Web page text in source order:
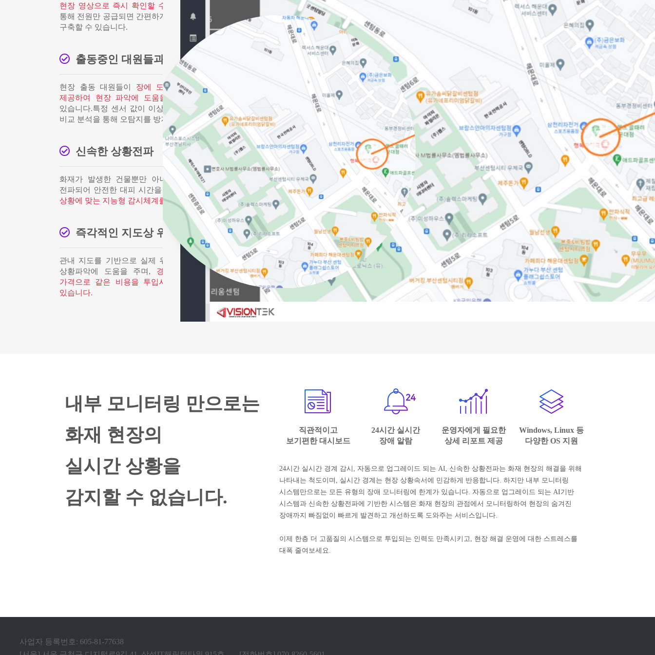
현장 영상으로 즉시 확인할 수 있습니다.
통해 전원만 공급되면 간편하게 강력한 24시간 상시 감시 체계를
구축할 수 있습니다.
출동중인 대원들과의 정보 교류
현장 출동 대원들이 장에 도착하기 전 전반적인 현장상황을
제공하여 현장 파악에 도움을 주며 보다 안전하게 대응할
있습니다.특정 센서 값이 이상 수치가 측정된 경우 연관 값과의
비교 분석을 통해 오탐지를 방지합니다.
신속한 상황전파
화재가 발생한 건물뿐만 아니라 주변 건물에도 즉시 상황이
전파되어 안전한 대피 시간을 확보,
인공지능 분석 기능을 통해
상황에 맞는 지능형 감시체계를 구축할 수 있습니다.
즉각적인 지도상 위치 파악
관내 지도를 기반으로 실제 위치가 즉각적으로 표출되어 현장
상황파악에 도움을 주며, 경쟁제품 대비 50% 이상 저렴한
가격으로 같은 비용을 투입시 2배 이상의 효율을 기대할 수
있습니다.
내부 모니터링 만으로는
화재 현장의
실시간 상황을
감지할 수 없습니다.
직관적이고
보기편한 대시보드
24시간 실시간
장애 알람
운영자에게 필요한
상세 리포트 제공
Windows, Linux 등
다양한 OS 지원
24시간 실시간 경계 감시, 자동으로 업그레이드 되는 AI, 신속한 상황전파는 화재 현장의 해결을 위해
나타내는 척도이며, 실시간 경계는 현장 상황속서에 민감하게 반응합니다. 하지만 내부 모니터링
시스템만으로는 모든 유형의 장애 모니터링에 한계가 있습니다. 자동으로 업그레이드 되는 AI기반
시스템과 신속한 상황전파에 기반한 시스템은 화재 현장의 관점에서 모니터링하여 현장의 숨겨진
장애까지 빠짐없이 빠르게 발견하고 개선하도록 도와주는 서비스입니다.
이제 한층 더 고품질의 시스템으로 투입되는 인력도 만족시키고, 현장 해결 운영에 대한 스트레스를
대폭 줄여보세요.
사업자 등록번호: 605-81-77638